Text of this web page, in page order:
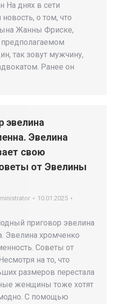
На днях в сети
о том, что
Жанны Фриске,
так зовут мужчину,
Ранее он
эвелина
Эвелина
свою
от Эвелины
10.01.2025
приговор эвелина
Эвелина хромченко
Советы от
на то, что
размеров перестала
женщины тоже хотят
С помощью